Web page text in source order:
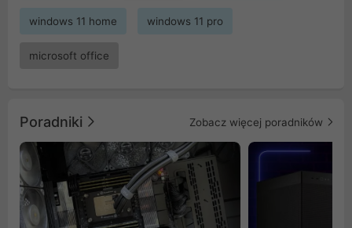
windows 11 home windows 11 pro
microsoft office
Poradniki Zobacz więcej poradników